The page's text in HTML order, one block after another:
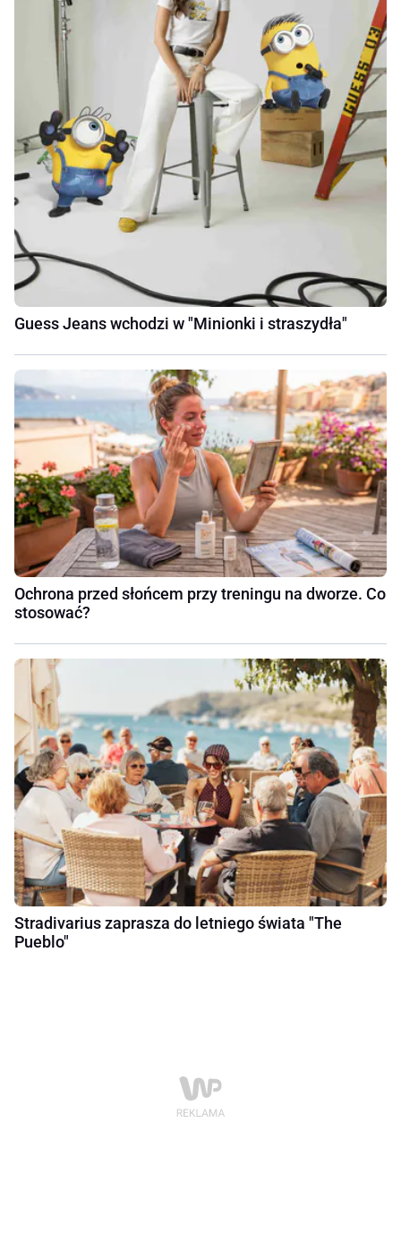
Guess Jeans wchodzi w "Minionki i straszydła"
Ochrona przed słońcem przy treningu na dworze. Co
stosować?
Stradivarius zaprasza do letniego świata "The
Pueblo"